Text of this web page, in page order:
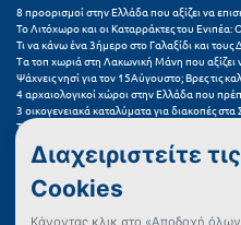
Πελοπόννησος
Πήλιο
Πιερία
Πλαταμώνας
Πλύτρα Λακωνίας
8 προορισμοί στην Ελλάδα που αξίζει να
Το Λιτόχωρο και οι Καταρράκτες του
Τι να κάνω ένα 3ήμερο στο Γαλαξίδι και τους
Τα τοπ χωριά στη Λακωνική Μάνη που αξίζει
Ψάχνεις νησί για τον 15Αύγουστο; Βρες τις
4 αρχαιολογικοί χώροι στην Ελλάδα που
3 οικογενειακά καταλύματα για διακοπές
Τα 11 καλύτερα καλοκαιρινά resorts στην
7 μικρά ελληνικά νησιά για αξέχαστες
5+1 ινσταγκραμικές παραλίες στην Ελλάδα
Συχνές Ερωτήσεις (FAQs) για Ξενοδοχεία